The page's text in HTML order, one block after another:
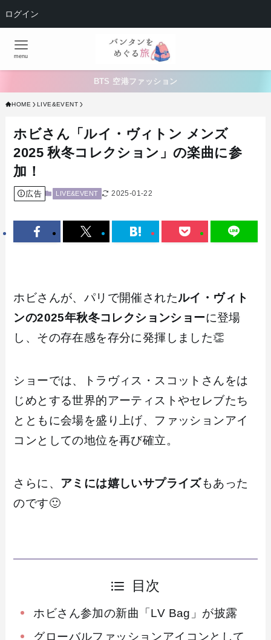
ログイン
menu
BTS 空港ファッション
HOME LIVE&EVENT
ホビさん「ルイ・ヴィトン メンズ
2025 秋冬コレクション」の楽曲に参
加！
広告 LIVE&EVENT 2025-01-22
ホビさんが、パリで開催されたルイ・ヴィト
ンの2025年秋冬コレクションショーに登場
し、その存在感を存分に発揮しました👏
ショーでは、トラヴィス・スコットさんをは
じめとする世界的アーティストやセレブたち
とともに会場を盛り上げ、ファッションアイ
コンとしての地位を再び確立。
さらに、 アミには嬉しいサプライズもあった
のです🙂
目次
ホビさん参加の新曲「LV Bag」が披露
グローバルファッションアイコンとして